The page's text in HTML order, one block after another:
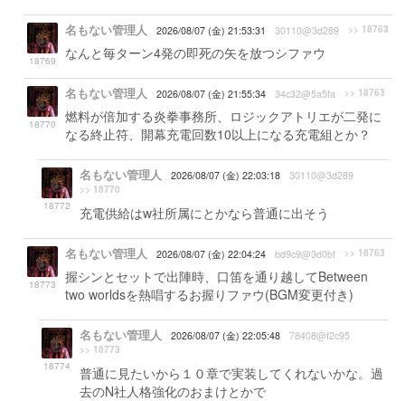
18769
名もない管理人 2026/08/07 (金) 21:53:31 30110@3d289 >> 18763
なんと毎ターン4発の即死の矢を放つシファウ
18770
名もない管理人 2026/08/07 (金) 21:55:34 34c32@5a5fa >> 18763
燃料が倍加する炎拳事務所、ロジックアトリエが二発に
なる終止符、開幕充電回数10以上になる充電組とか？
18772
名もない管理人 2026/08/07 (金) 22:03:18 30110@3d289
>> 18770
充電供給はw社所属にとかなら普通に出そう
18773
名もない管理人 2026/08/07 (金) 22:04:24 bd9c9@3d0bf >> 18763
握シンとセットで出陣時、口笛を通り越してBetween
two worldsを熱唱するお握りファウ(BGM変更付き)
18774
名もない管理人 2026/08/07 (金) 22:05:48 78408@f2c95
>> 18773
普通に見たいから１０章で実装してくれないかな。過
去のN社人格強化のおまけとかで